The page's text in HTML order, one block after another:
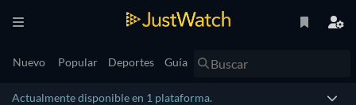
Nuevo Popular Deportes Guía
Actualmente disponible en 1 plataforma.